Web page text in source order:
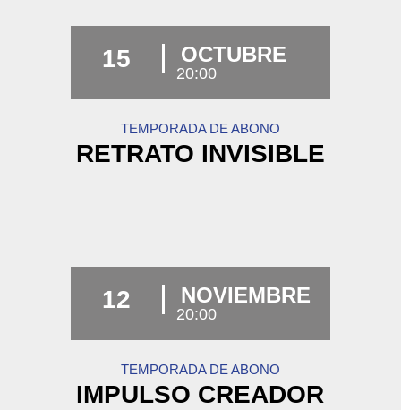
15 OCTUBRE
20:00
TEMPORADA DE ABONO
RETRATO INVISIBLE
12 NOVIEMBRE
20:00
TEMPORADA DE ABONO
IMPULSO CREADOR